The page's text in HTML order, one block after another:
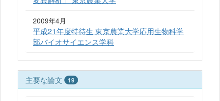
2009年4月
平成21年度特待生 東京農業大学応用生物科学
部バイオサイエンス学科
主要な論文 19